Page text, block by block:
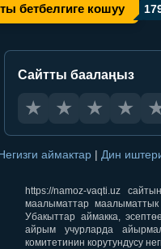
бетбелгиге кошуу
Сайтты баалаңыз
★ ★ ★ ★
аймактар | Дин
https://namoz-vaqti.uz
маалыматтар маалыматтык
Убакыттар аймакка,
айрым учурларда
комитетинин корутундусу